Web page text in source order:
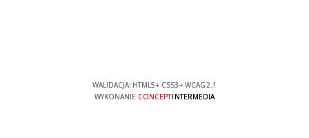
WALIDACJA: HTML5+ CSS3+ WCAG 2.1
WYKONANIE CONCEPTINTERMEDIA